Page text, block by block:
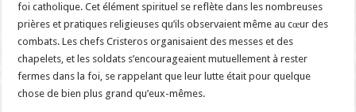
foi catholique. Cet élément spirituel se reflète dans les nombreuses
prières et pratiques religieuses qu’ils observaient même au cœur des
combats. Les chefs Cristeros organisaient des messes et des
chapelets, et les soldats s’encourageaient mutuellement à rester
fermes dans la foi, se rappelant que leur lutte était pour quelque
chose de bien plus grand qu’eux-mêmes.